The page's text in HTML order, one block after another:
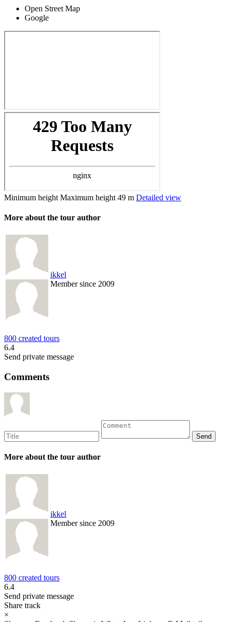
Open Street Map
Google
Minimum height Maximum height 49 m Detailed view
More about the tour author
ikkel
Member since 2009
800 created tours
6.4
Send private message
Comments
More about the tour author
ikkel
Member since 2009
800 created tours
6.4
Send private message
Share track
×